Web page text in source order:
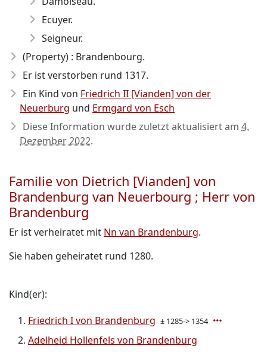
Ecuyer.
Seigneur.
(Property) : Brandenbourg.
Er ist verstorben rund 1317.
Ein Kind von Friedrich II [Vianden] von der
Neuerburg und Ermgard von Esch
Diese Information wurde zuletzt aktualisiert am 4.
Dezember 2022.
Familie von Dietrich [Vianden] von
Brandenburg van Neuerbourg ; Herr von
Brandenburg
Er ist verheiratet mit Nn van Brandenburg.
Sie haben geheiratet rund 1280.
Kind(er):
Friedrich I von Brandenburg ± 1285-> 1354
Adelheid Hollenfels von Brandenburg